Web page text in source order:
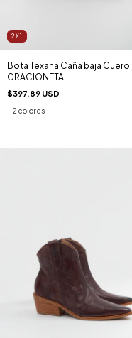
2X1
Bota Texana Caña baja Cuero.
GRACIONETA
$397.89 USD
2 colores